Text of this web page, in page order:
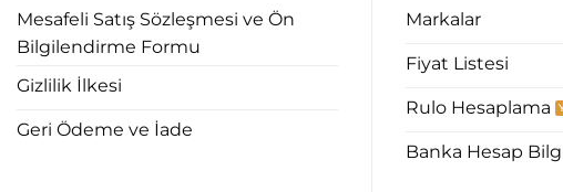
Mesafeli Satış Sözleşmesi ve Ön
Bilgilendirme Formu
Gizlilik İlkesi
Geri Ödeme ve İade
Markalar
Fiyat Listesi
Rulo Hesaplama
Banka Hesap